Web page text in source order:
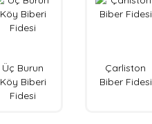
Üç Burun
Köy Biberi
Fidesi
Çarliston
Biber Fidesi